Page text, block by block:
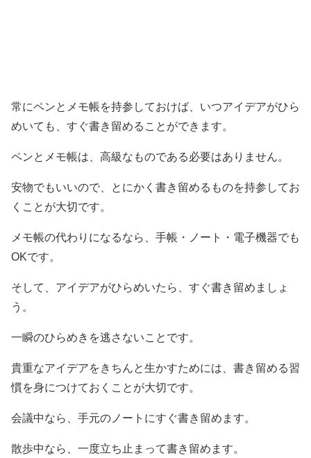
常にペンとメモ帳を持参しておけば、いつアイデアがひら
めいても、すぐ書き留めることができます。
ペンとメモ帳は、高級なものである必要はありません。
安物でもいいので、とにかく書き留めるものを持参してお
くことが大切です。
メモ帳の代わりになるなら、手帳・ノート・電子機器でも
OKです。
そして、アイデアがひらめいたら、すぐ書き留めましょ
う。
一瞬のひらめきを逃さないことです。
貴重なアイデアをきちんと生かすためには、書き留める習
慣を身につけておくことが大切です。
会議中なら、手元のノートにすぐ書き留めます。
散歩中なら、一度立ち止まって書き留めます。